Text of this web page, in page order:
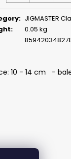
: JIGMASTER
:
0.05 kg
10 - 14 cm -